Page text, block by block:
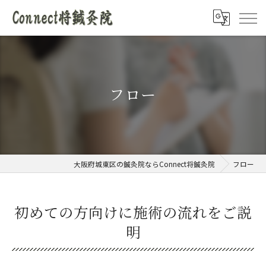
フロー
大阪府城東区の鍼灸院ならConnect将鍼灸院 フロー
初めての方向けに施術の流れをご説
明